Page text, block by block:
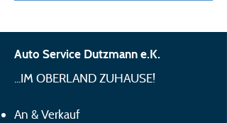
Auto Service Dutzmann e.K.
...IM OBERLAND ZUHAUSE!
An & Verkauf